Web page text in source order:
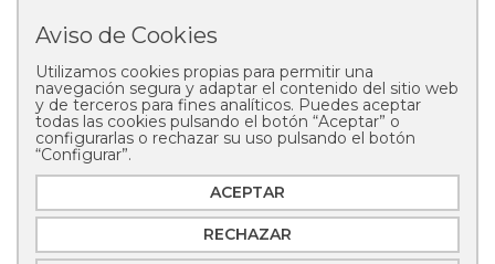
Copyright © 2025 Pastelería Mallorca
Aviso de Cookies
Utilizamos cookies propias para permitir una
navegación segura y adaptar el contenido del sitio web
y de terceros para fines analíticos. Puedes aceptar
todas las cookies pulsando el botón “Aceptar” o
configurarlas o rechazar su uso pulsando el botón
“Configurar”.
ACEPTAR
RECHAZAR